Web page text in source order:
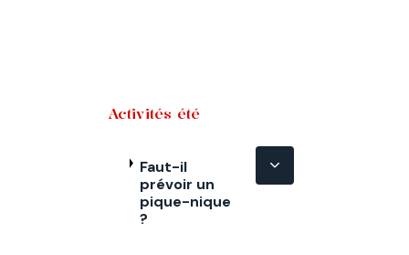
Activités été
Faut-il
prévoir un
pique-nique
?